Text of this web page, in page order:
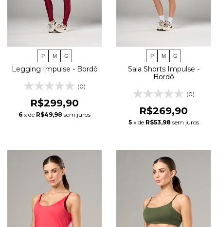
P M G
Legging Impulse - Bordô
(0)
R$299,90
6 x de R$49,98 sem juros
P M G
Saia Shorts Impulse -
Bordô
(0)
R$269,90
5 x de R$53,98 sem juros